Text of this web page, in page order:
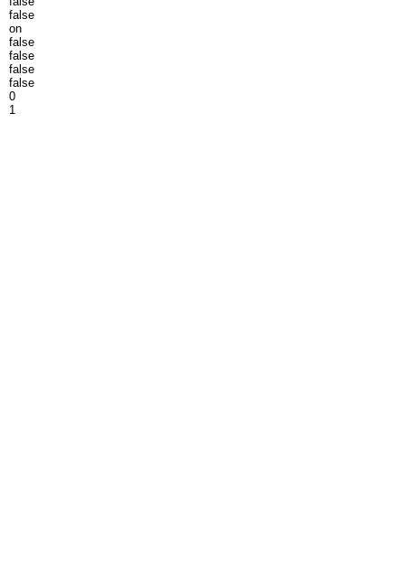
false
on
false
false
false
false
0
1